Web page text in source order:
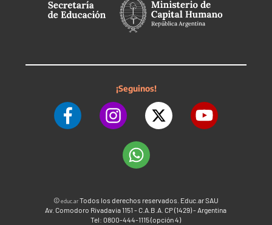
¡Seguinos!
©educ.arTodos los derechos reservados. Educ.ar SAU
Av. Comodoro Rivadavia 1151 - C.A.B.A. CP (1429) - Argentina
Tel: 0800-444-1115 (opción 4)